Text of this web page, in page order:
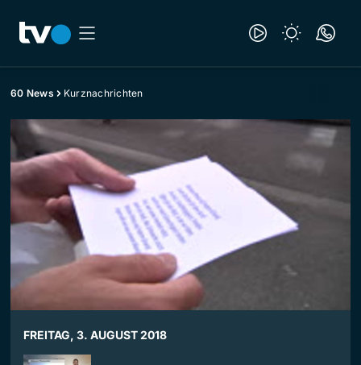
60 News Kurznachrichten
FREITAG, 3. AUGUST 2018